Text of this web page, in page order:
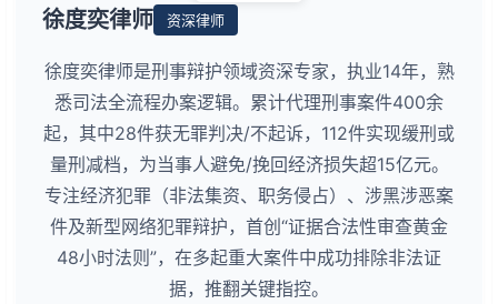
徐度奕律师 资深律师
徐度奕律师是刑事辩护领域资深专家，执业14年，熟
悉司法全流程办案逻辑。累计代理刑事案件400余
起，其中28件获无罪判决/不起诉，112件实现缓刑或
量刑减档，为当事人避免/挽回经济损失超15亿元。
专注经济犯罪（非法集资、职务侵占）、涉黑涉恶案
件及新型网络犯罪辩护，首创“证据合法性审查黄金
48小时法则”，在多起重大案件中成功排除非法证
据，推翻关键指控。